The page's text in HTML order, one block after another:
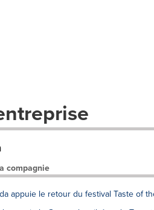
compagnie
appuie le retour du festival Taste of